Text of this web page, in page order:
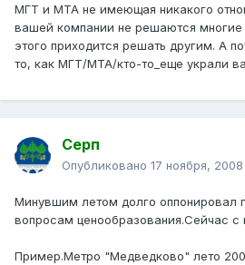
МГТ и МТА не имеющая никакого
вашей компании не решаются многие
этого приходится решать другим. А
то, как МГТ/МТА/кто-то_еще украли
Серп
Опубликовано 17 ноября, 2008
Минувшим летом долго оппонировал
вопросам ценообразования.Сейчас с
Пример.Метро "Медведково" лето